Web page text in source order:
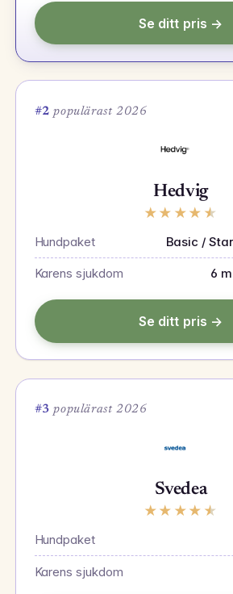
Se ditt pris →
#2 populärast 2026
Hedvig
★ ★ ★ ★ ★
Hundpaket Basic /
Karens sjukdom 6
Se ditt pris →
#3 populärast 2026
Svedea
★ ★ ★ ★ ★
Hundpaket
Karens sjukdom